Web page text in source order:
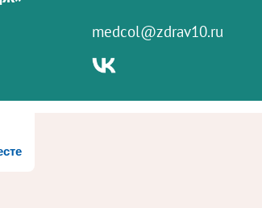
medcol@zdrav10.ru